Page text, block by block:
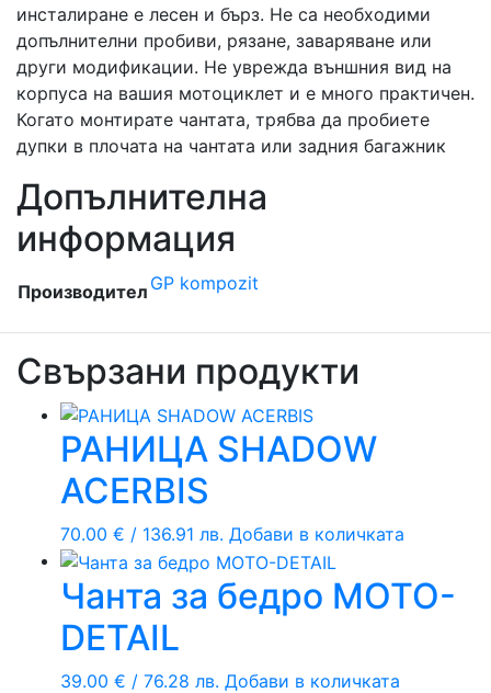
инсталиране е лесен и бърз. Не са необходими
допълнителни пробиви, рязане, заваряване или
други модификации. Не уврежда външния вид на
корпуса на вашия мотоциклет и е много практичен.
Когато монтирате чантата, трябва да пробиете
дупки в плочата на чантата или задния багажник
Допълнителна
информация
Производител GP kompozit
Свързани продукти
РАНИЦА SHADOW
ACERBIS
70.00 € / 136.91 лв. Добави в количката
Чанта за бедро MOTO-
DETAIL
39.00 € / 76.28 лв. Добави в количката